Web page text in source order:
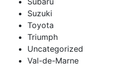
Suzuki
Toyota
Triumph
Uncategorized
Val-de-Marne